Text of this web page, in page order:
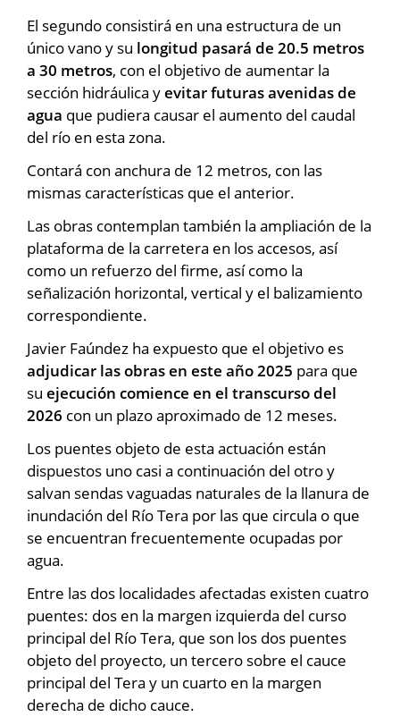
El segundo consistirá en una estructura de un
único vano y su longitud pasará de 20.5 metros
a 30 metros, con el objetivo de aumentar la
sección hidráulica yevitar futuras avenidas de
agua que pudiera causar el aumento del caudal
del río en esta zona.
Contará con anchura de 12 metros, con las
mismas características que el anterior.
Las obras contemplan también la ampliación de la
plataforma de la carretera en los accesos, así
como un refuerzo del firme, así como la
señalización horizontal, vertical y el balizamiento
correspondiente.
Javier Faúndez ha expuesto que el objetivo es
adjudicar las obras en este año 2025 para que
su ejecución comience en el transcurso del
2026 con un plazo aproximado de 12 meses.
Los puentes objeto de esta actuación están
dispuestos uno casi a continuación del otro y
salvan sendas vaguadas naturales de la llanura de
inundación del Río Tera por las que circula o que
se encuentran frecuentemente ocupadas por
agua.
Entre las dos localidades afectadas existen cuatro
puentes: dos en la margen izquierda del curso
principal del Río Tera, que son los dos puentes
objeto del proyecto, un tercero sobre el cauce
principal del Tera y un cuarto en la margen
derecha de dicho cauce.